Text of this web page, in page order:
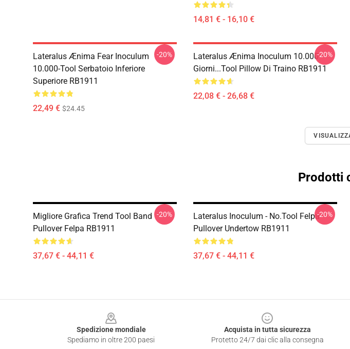
14,81 € - 16,10 €
Lateralus Ænima Fear Inoculum
10.000-Tool Serbatoio Inferiore
Superiore RB1911
22,49 € $24.45
-20%
Lateralus Ænima Inoculum 10.000
Giorni...tool Pillow Di Traino RB1911
22,08 € - 26,68 €
-20%
Prodotti
Migliore Grafica Trend Tool Band
Pullover Felpa RB1911
37,67 € - 44,11 €
-20%
Lateralus Inoculum - No.tool Felpa
Pullover Undertow RB1911
37,67 € - 44,11 €
-20%
Spedizione mondiale
Spediamo in oltre 200 paesi
Acquista in tutta sicurezza
Protetto 24/7 dai clic alla consegna